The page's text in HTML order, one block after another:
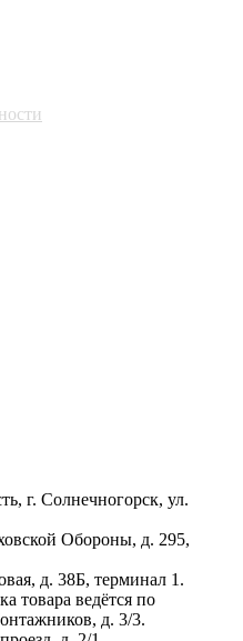
г. Солнечногорск, ул.
Обороны, д. 295,
д. 38Б, терминал 1.
товара ведётся по
д. 3/3.